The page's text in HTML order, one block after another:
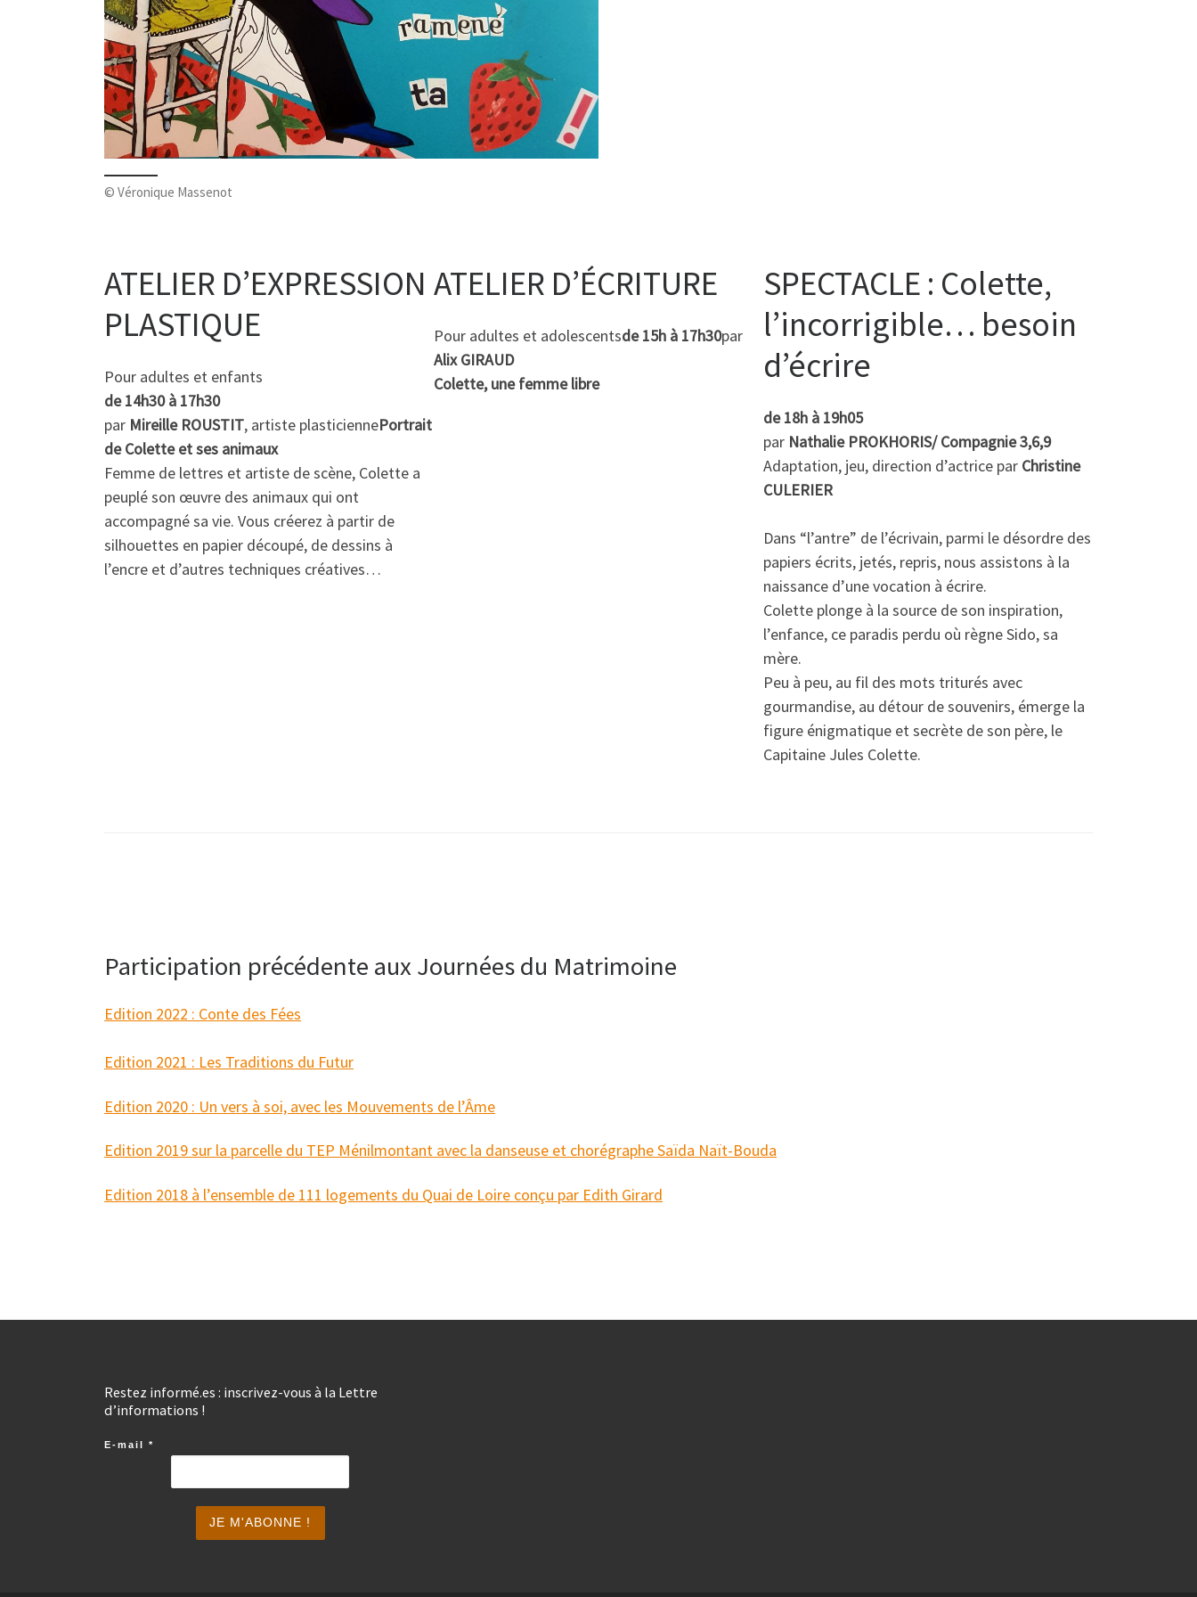
© Véronique Massenot
ATELIER D’EXPRESSION
PLASTIQUE
Pour adultes et enfants
de 14h30 à 17h30
par Mireille ROUSTIT, artiste plasticiennePortrait
de Colette et ses animaux
Femme de lettres et artiste de scène, Colette a
peuplé son œuvre des animaux qui ont
accompagné sa vie. Vous créerez à partir de
silhouettes en papier découpé, de dessins à
l’encre et d’autres techniques créatives…
ATELIER D’ÉCRITURE
Pour adultes et adolescentsde 15h à 17h30par
Alix GIRAUD
Colette, une femme libre
SPECTACLE : Colette,
l’incorrigible… besoin
d’écrire
de 18h à 19h05
par Nathalie PROKHORIS/ Compagnie 3,6,9
Adaptation, jeu, direction d’actrice par Christine
CULERIER
Dans “l’antre” de l’écrivain, parmi le désordre des
papiers écrits, jetés, repris, nous assistons à la
naissance d’une vocation à écrire.
Colette plonge à la source de son inspiration,
l’enfance, ce paradis perdu où règne Sido, sa
mère.
Peu à peu, au fil des mots triturés avec
gourmandise, au détour de souvenirs, émerge la
figure énigmatique et secrète de son père, le
Capitaine Jules Colette.
Participation précédente aux Journées du Matrimoine
Edition 2022 : Conte des Fées
Edition 2021 : Les Traditions du Futur
Edition 2020 : Un vers à soi, avec les Mouvements de l’Âme
Edition 2019 sur la parcelle du TEP Ménilmontant avec la danseuse et chorégraphe Saïda Naït-Bouda
Edition 2018 à l’ensemble de 111 logements du Quai de Loire conçu par Edith Girard
Restez informé.es : inscrivez-vous à la Lettre
d’informations !
E-mail *